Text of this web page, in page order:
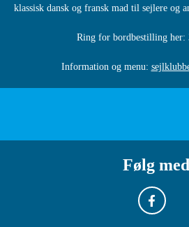
klassisk dansk og fransk mad til sejlere og
Ring for bordbestilling her:
Information og menu:
Følg med